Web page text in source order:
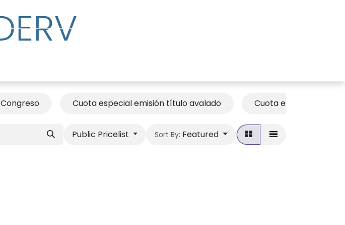
Congreso Cuota especial emisión título avalado Cuota especial aval
Public Pricelist Sort By: Featured